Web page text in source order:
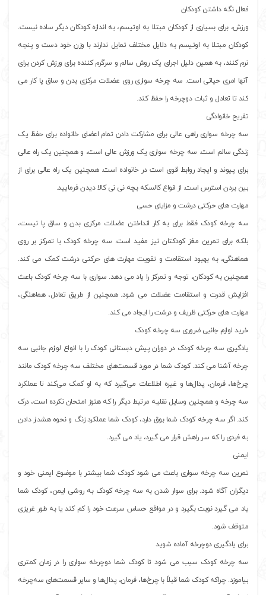
فعال نگه داشتن کودکان
ورزش، برای بسیاری از کودکان مبتلا به اوتیسم، به اندازه کودکان دیگر ساده نیست.
کودکان مبتلا به اوتیسم به دلایل مختلف تمایل ندارند با وزن خود دست و پنجه
نرم کنند، به همین دلیل اجرای یک روش سالم و سرگرم کننده برای ورزش کردن برای
آنها امری حیاتی است. سه چرخه سواری روی عضلات مرکزی بدن و ساق پا کار می
کند تا تعادل و ثبات دوچرخه را حفظ کند.
تفریح ​​خانوادگی
سه چرخه سواری راهی عالی برای مشارکت دادن تمام اعضای خانواده برای حفظ یک
زندگی سالم است. سه چرخه سواری یک ورزش عالی است، و همچنین یک راه عالی
برای پیوند و ایجاد روابط قوی است در خانواده است. همچنین یک راه عالی برای از
بین بردن استرس است. از انواع کالسکه بچه نی نی کالا دیدن فرمایید.
مهارت های حرکتی درشت و مزایای حسی
سه چرخه کودک فقط برای به کار انداختن عضلات مرکزی بدن و ساق پا نیست،
بلکه برای تمرین مغز کودکتان نیز مفید است. سه چرخه کودک با تمرکز بر روی
هماهنگی، به بهبود استقامت و تقویت مهارت های حرکتی درشت کمک می کند.
همچنین به کودکان، توجه و تمرکز را یاد می دهد. سواری با سه چرخه کودک باعث
افزایش قدرت و استقامت عضلات می شود. همچنین از طریق تعادل، هماهنگی،
مهارت های حرکتی ظریف و درشت را ایجاد می کند.
خرید لوازم جانبی ضروری سه چرخه کودک
یادگیری سه چرخه کودک در دوران پیش دبستانی کودک را با انواع لوازم جانبی سه
چرخه آشنا می کند. کودک شما در مورد قسمت‌های مختلف سه چرخه کودک مانند
چرخ‌ها، فرمان، پدال‌ها و غیره اطلاعات می‌گیرد که به او کمک می‌کند تا عملکرد
سه چرخه و همچنین وسایل نقلیه مرتبط دیگر را که هنوز امتحان نکرده است، درک
کند. اگر سه چرخه کودک شما بوق دارد، کودک شما عملکرد زنگ و نحوه هشدار دادن
به فردی را که سر راهش قرار می گیرد، یاد می گیرد.
ایمنی
تمرین سه چرخه سواری باعث می شود کودک شما بیشتر با موضوع ایمنی خود و
دیگران آگاه شود. برای سوار شدن به سه چرخه کودک به روشی ایمن، کودک شما
یاد می گیرد نوبت بگیرد و در مواقع حساس سرعت خود را کم کند یا به طور غریزی
متوقف شود.
برای یادگیری دوچرخه آماده شوید
سه چرخه کودک سبب می شود تا کودک شما دوچرخه سواری را در زمان کمتری
بیاموزد. چراکه کودک شما قبلاً با چرخ‌ها، فرمان، پدال‌ها و سایر قسمت‌های سه‌چرخه